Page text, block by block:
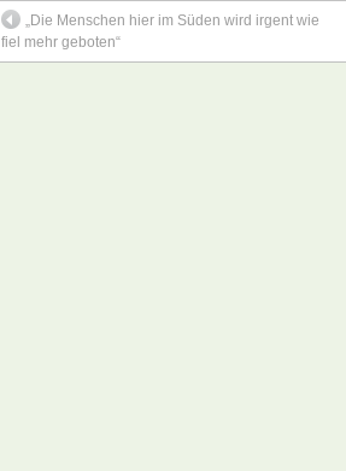
„Die Menschen hier im Süden wird irgent wie
fiel mehr geboten“